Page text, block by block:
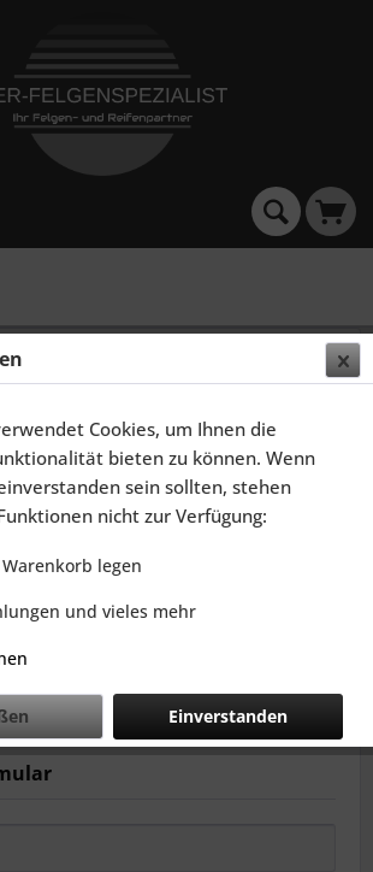
Tagen nach Vertragsschluss steht
Widerrufsrecht zu.Nutzen Sie
um Ihren Widerruf bequem online
Sie dazu die untenstehenden
bestätigen" ab.
mit Eingangsdatum und Uhrzeit wird
per E-Mail zugestellt.
Cookies, um Ihnen die
bieten zu können. Wenn
sein sollten, stehen
nicht zur Verfügung:
legen
und vieles mehr
Einverstanden